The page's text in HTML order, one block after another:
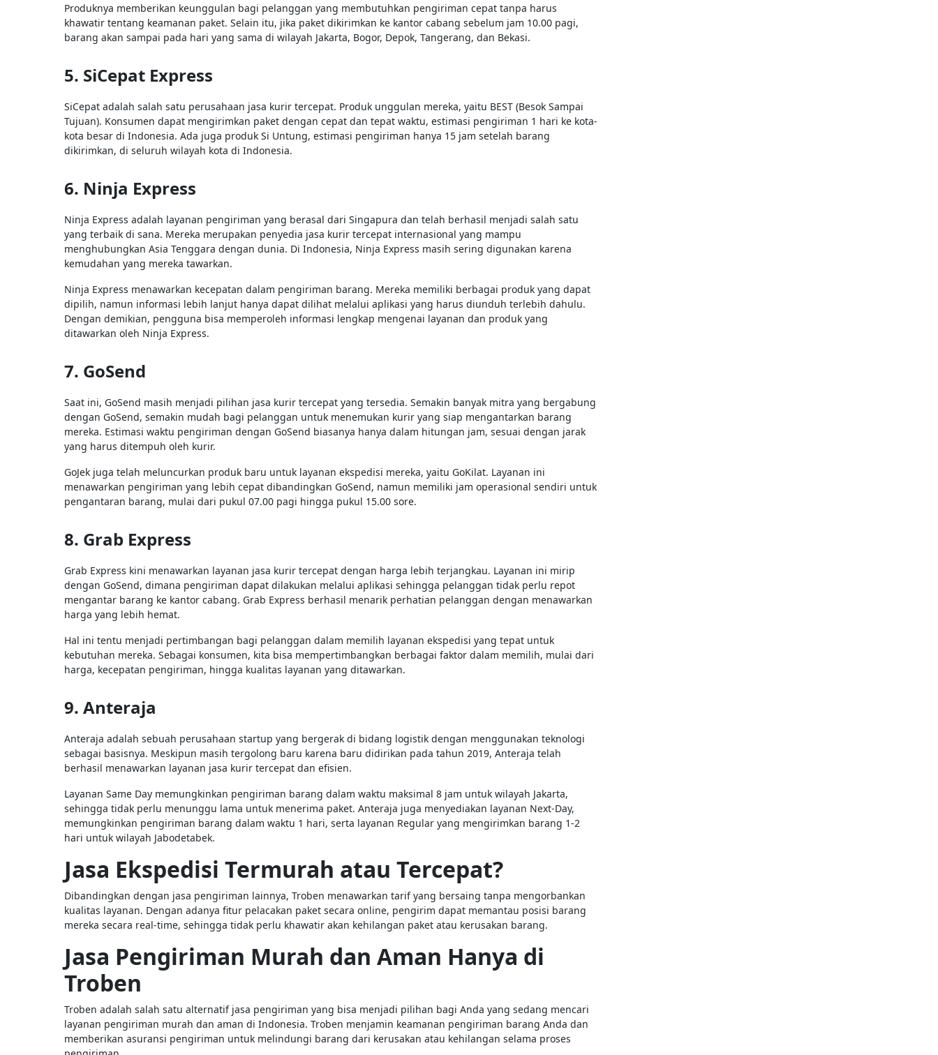
Produknya memberikan keunggulan bagi pelanggan yang membutuhkan pengiriman cepat tanpa harus
khawatir tentang keamanan paket. Selain itu, jika paket dikirimkan ke kantor cabang sebelum jam 10.00 pagi,
barang akan sampai pada hari yang sama di wilayah Jakarta, Bogor, Depok, Tangerang, dan Bekasi.
5. SiCepat Express
SiCepat adalah salah satu perusahaan jasa kurir tercepat. Produk unggulan mereka, yaitu BEST (Besok Sampai
Tujuan). Konsumen dapat mengirimkan paket dengan cepat dan tepat waktu, estimasi pengiriman 1 hari ke kota-
kota besar di Indonesia. Ada juga produk Si Untung, estimasi pengiriman hanya 15 jam setelah barang
dikirimkan, di seluruh wilayah kota di Indonesia.
6. Ninja Express
Ninja Express adalah layanan pengiriman yang berasal dari Singapura dan telah berhasil menjadi salah satu
yang terbaik di sana. Mereka merupakan penyedia jasa kurir tercepat internasional yang mampu
menghubungkan Asia Tenggara dengan dunia. Di Indonesia, Ninja Express masih sering digunakan karena
kemudahan yang mereka tawarkan.
Ninja Express menawarkan kecepatan dalam pengiriman barang. Mereka memiliki berbagai produk yang dapat
dipilih, namun informasi lebih lanjut hanya dapat dilihat melalui aplikasi yang harus diunduh terlebih dahulu.
Dengan demikian, pengguna bisa memperoleh informasi lengkap mengenai layanan dan produk yang
ditawarkan oleh Ninja Express.
7. GoSend
Saat ini, GoSend masih menjadi pilihan jasa kurir tercepat yang tersedia. Semakin banyak mitra yang bergabung
dengan GoSend, semakin mudah bagi pelanggan untuk menemukan kurir yang siap mengantarkan barang
mereka. Estimasi waktu pengiriman dengan GoSend biasanya hanya dalam hitungan jam, sesuai dengan jarak
yang harus ditempuh oleh kurir.
GoJek juga telah meluncurkan produk baru untuk layanan ekspedisi mereka, yaitu GoKilat. Layanan ini
menawarkan pengiriman yang lebih cepat dibandingkan GoSend, namun memiliki jam operasional sendiri untuk
pengantaran barang, mulai dari pukul 07.00 pagi hingga pukul 15.00 sore.
8. Grab Express
Grab Express kini menawarkan layanan jasa kurir tercepat dengan harga lebih terjangkau. Layanan ini mirip
dengan GoSend, dimana pengiriman dapat dilakukan melalui aplikasi sehingga pelanggan tidak perlu repot
mengantar barang ke kantor cabang. Grab Express berhasil menarik perhatian pelanggan dengan menawarkan
harga yang lebih hemat.
Hal ini tentu menjadi pertimbangan bagi pelanggan dalam memilih layanan ekspedisi yang tepat untuk
kebutuhan mereka. Sebagai konsumen, kita bisa mempertimbangkan berbagai faktor dalam memilih, mulai dari
harga, kecepatan pengiriman, hingga kualitas layanan yang ditawarkan.
9. Anteraja
Anteraja adalah sebuah perusahaan startup yang bergerak di bidang logistik dengan menggunakan teknologi
sebagai basisnya. Meskipun masih tergolong baru karena baru didirikan pada tahun 2019, Anteraja telah
berhasil menawarkan layanan jasa kurir tercepat dan efisien.
Layanan Same Day memungkinkan pengiriman barang dalam waktu maksimal 8 jam untuk wilayah Jakarta,
sehingga tidak perlu menunggu lama untuk menerima paket. Anteraja juga menyediakan layanan Next-Day,
memungkinkan pengiriman barang dalam waktu 1 hari, serta layanan Regular yang mengirimkan barang 1-2
hari untuk wilayah Jabodetabek.
Jasa Ekspedisi Termurah atau Tercepat?
Dibandingkan dengan jasa pengiriman lainnya, Troben menawarkan tarif yang bersaing tanpa mengorbankan
kualitas layanan. Dengan adanya fitur pelacakan paket secara online, pengirim dapat memantau posisi barang
mereka secara real-time, sehingga tidak perlu khawatir akan kehilangan paket atau kerusakan barang.
Jasa Pengiriman Murah dan Aman Hanya di
Troben
Troben adalah salah satu alternatif jasa pengiriman yang bisa menjadi pilihan bagi Anda yang sedang mencari
layanan pengiriman murah dan aman di Indonesia. Troben menjamin keamanan pengiriman barang Anda dan
memberikan asuransi pengiriman untuk melindungi barang dari kerusakan atau kehilangan selama proses